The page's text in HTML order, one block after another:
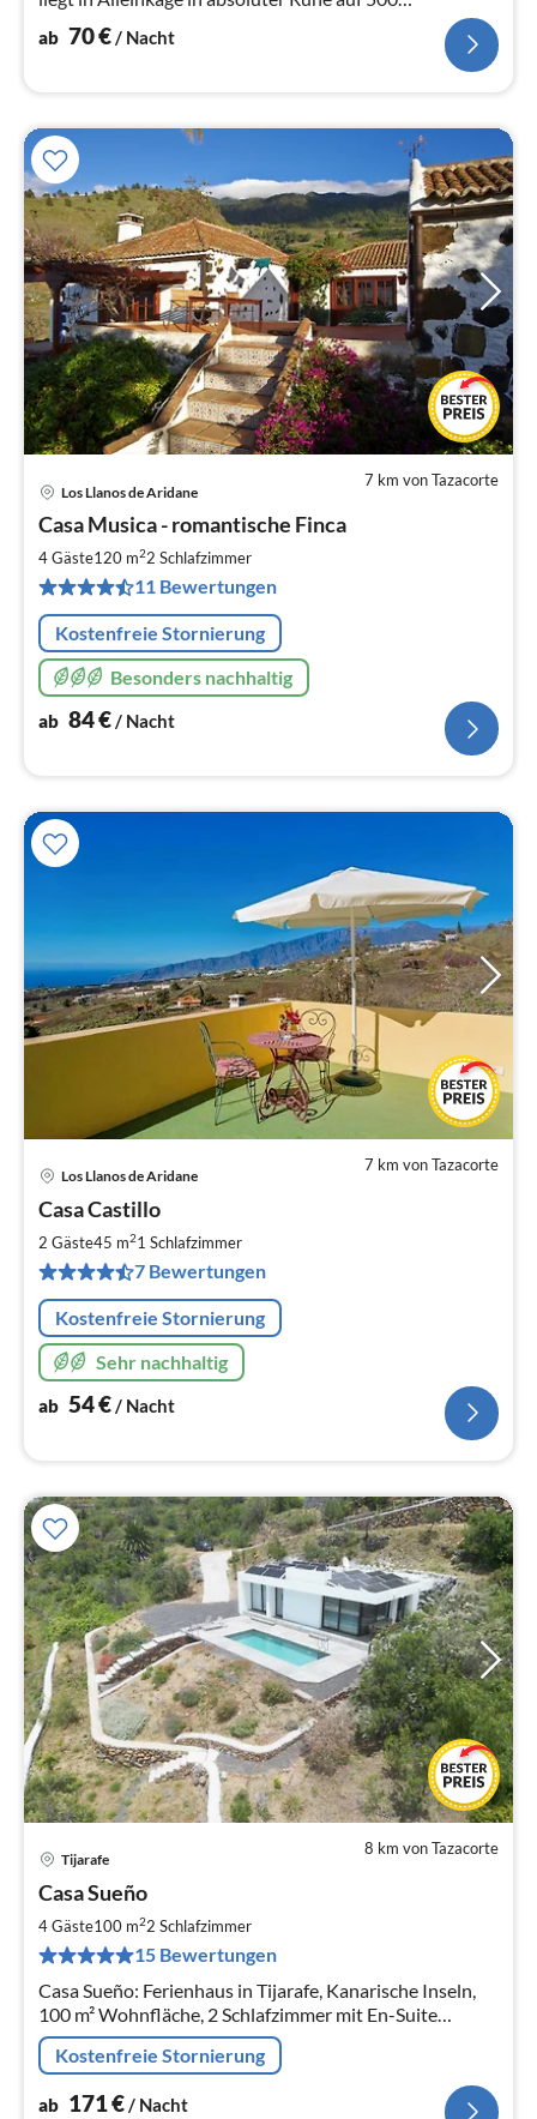
Höhenmetern.
ab 70€/ Nacht
7 km von Tazacorte
Los Llanos de Aridane
Casa Musica - romantische Finca
4 Gäste120 m22 Schlafzimmer
11 Bewertungen
Kostenfreie Stornierung
Besonders nachhaltig
ab 84€/ Nacht
7 km von Tazacorte
Los Llanos de Aridane
Casa Castillo
2 Gäste45 m21 Schlafzimmer
7 Bewertungen
Kostenfreie Stornierung
Sehr nachhaltig
ab 54€ / Nacht
8 km von Tazacorte
Tijarafe
Casa Sueño
4 Gäste100 m22 Schlafzimmer
15 Bewertungen
Casa Sueño: Ferienhaus in Tijarafe, Kanarische Inseln,
100 m² Wohnfläche, 2 Schlafzimmer mit En-Suite
Bädern, 4 Personen max.
Kostenfreie Stornierung
ab 171€/ Nacht